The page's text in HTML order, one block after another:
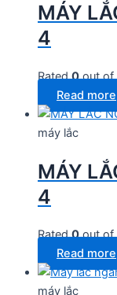
MÁY
4
Rated0out of
Read more
máy lắc
MÁY
4
Rated0out of
Read more
máy lắc